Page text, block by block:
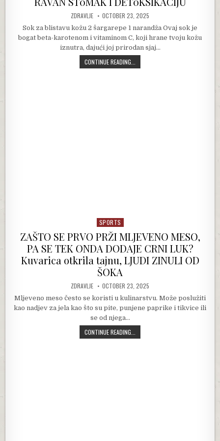
AUTHOR:
ZDRAVLJE PUBLISHED DATE:
OCTOBER 23, 2025
Sok za blistavu kožu 2 šargarepe 1 narandža Ovaj sok je
bogat beta-karotenom i vitaminom C, koji hrane tvoju kožu
iznutra, dajući joj prirodan sjaj…
CONTINUE READING...
Posted in
SPORTS
ZAŠTO SE PRVO PRŽI MLJEVENO MESO,
PA SE TEK ONDA DODAJE CRNI LUK?
Kuvarica otkrila tajnu, LJUDI ZINULI OD
ŠOKA
AUTHOR:
ZDRAVLJE PUBLISHED DATE:
OCTOBER 23, 2025
Mljeveno meso često se koristi u kulinarstvu. Može poslužiti
kao nadjev za jela kao što su pite, punjene paprike i tikvice ili
se od njega…
CONTINUE READING...